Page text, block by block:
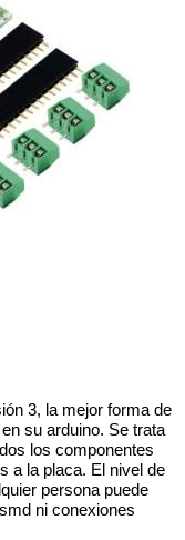
3, la mejor forma de
su arduino. Se trata
los componentes
a la placa. El nivel de
persona puede
ni conexiones